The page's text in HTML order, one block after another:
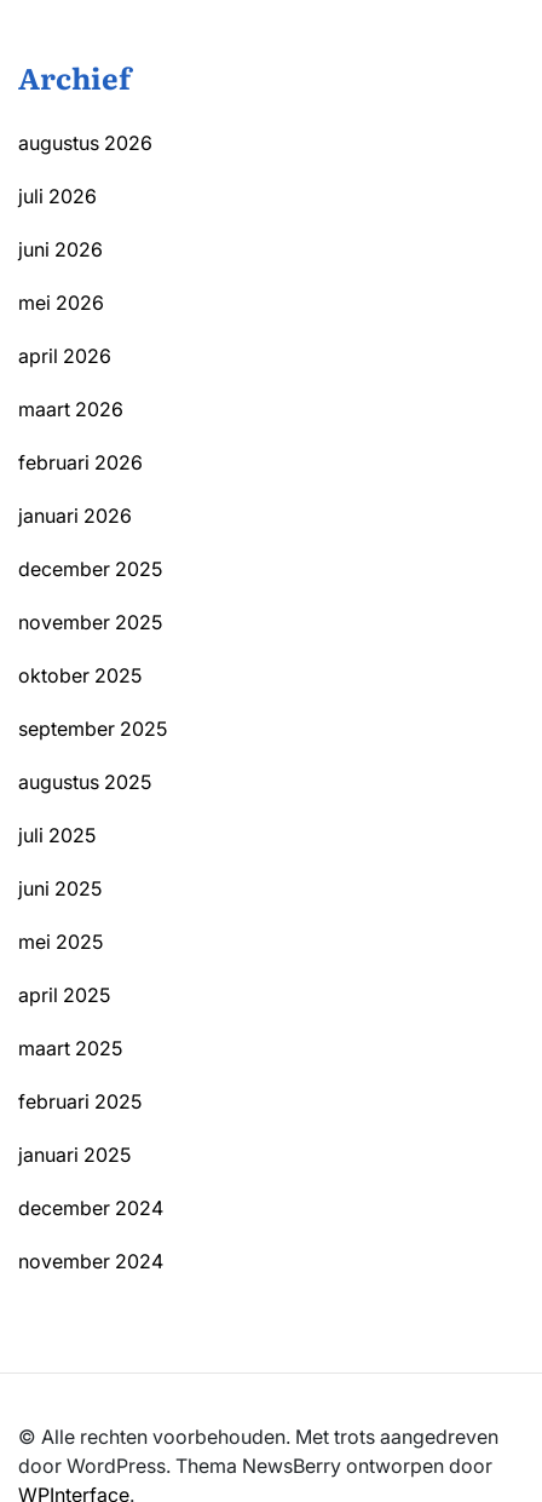
Archief
augustus 2026
juli 2026
juni 2026
mei 2026
april 2026
maart 2026
februari 2026
januari 2026
december 2025
november 2025
oktober 2025
september 2025
augustus 2025
juli 2025
juni 2025
mei 2025
april 2025
maart 2025
februari 2025
januari 2025
december 2024
november 2024
© Alle rechten voorbehouden. Met trots aangedreven
door WordPress. Thema NewsBerry ontworpen door
WPInterface.